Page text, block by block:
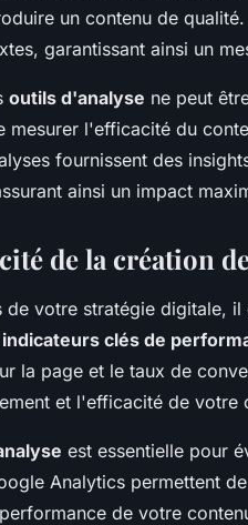
un contenu de
garantissant ainsi un
outils d'analyse ne peut
mesurer l'efficacité du
fournissent des
ainsi un impact
de la création
de votre stratégie digitale,
indicateurs clés de
la page et le taux de
et l'efficacité de votre
est essentielle pour
Analytics permettent
de votre